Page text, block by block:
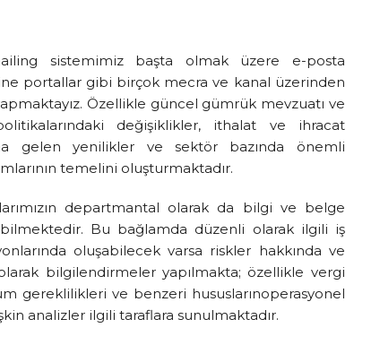
sistemimiz başta olmak üzere e-posta
portallar gibi birçok mecra ve kanal üzerinden
Özellikle güncel gümrük mevzuatı ve
değişiklikler, ithalat ve ihracat
gelen yenilikler ve sektör bazında önemli
temelini oluşturmaktadır.
departmantal olarak da bilgi ve belge
Bu bağlamda düzenli olarak ilgili iş
oluşabilecek varsa riskler hakkında ve
bilgilendirmeler yapılmakta; özellikle vergi
gereklilikleri ve benzeri hususlarınoperasyonel
analizler ilgili taraflara sunulmaktadır.